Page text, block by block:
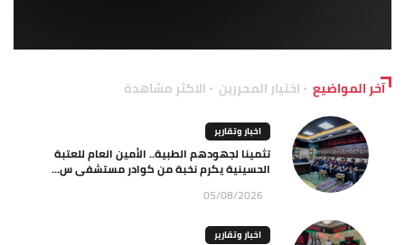
آخر المواضيع اختيار المحررين الاكثر مشاهدة
اخبار وتقارير
تثمينا لجهودهم الطبية.. الأمين العام للعتبة
الحسينية يكرم نخبة من كوادر مستشفى س...
05/08/2026
اخبار وتقارير